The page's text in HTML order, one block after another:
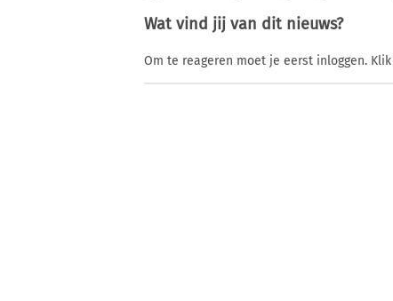
Wat vind jij van dit nieuws?
Om te reageren moet je eerst inloggen.